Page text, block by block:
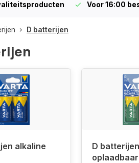
Voor 16:00
D batterijen
alkaline
D batterijen
oplaadbaar